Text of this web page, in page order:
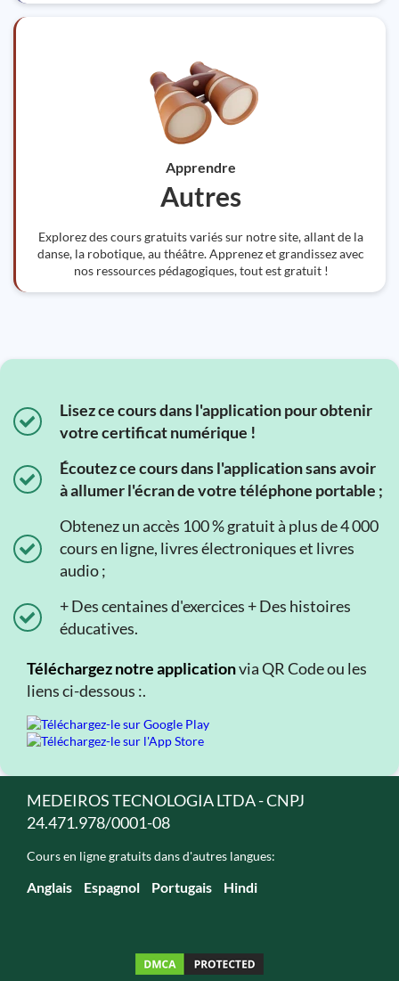
Apprendre
Autres
Explorez des cours gratuits variés sur notre site, allant de la
danse, la robotique, au théâtre. Apprenez et grandissez avec
nos ressources pédagogiques, tout est gratuit !
Lisez ce cours dans l'application pour obtenir
votre certificat numérique !
Écoutez ce cours dans l'application sans avoir
à allumer l'écran de votre téléphone portable ;
Obtenez un accès 100 % gratuit à plus de 4 000
cours en ligne, livres électroniques et livres
audio ;
+ Des centaines d'exercices + Des histoires
éducatives.
Téléchargez notre applicationvia QR Code ou les
liens ci-dessous :.
MEDEIROS TECNOLOGIA LTDA - CNPJ
24.471.978/0001-08
Cours en ligne gratuits dans d'autres langues:
Anglais Espagnol Portugais Hindi